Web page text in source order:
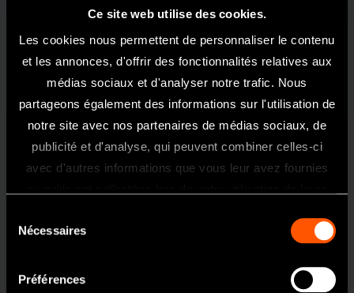
Ce site web utilise des cookies.
Les cookies nous permettent de personnaliser le contenu
et les annonces, d'offrir des fonctionnalités relatives aux
médias sociaux et d'analyser notre trafic. Nous
partageons également des informations sur l'utilisation de
notre site avec nos partenaires de médias sociaux, de
publicité et d'analyse, qui peuvent combiner celles-ci
avec d'autres informations que vous leur avez fournies
Nécessaires
Préférences
Bienvenue Sur Le Site NSK France
FX205m M4 set
FX205m Set Spray externe 1:1